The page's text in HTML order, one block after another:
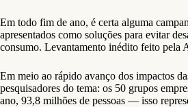
Em todo fim de ano, é certa alguma
apresentados como soluções para evitar
consumo. Levantamento inédito feito pela
Em meio ao rápido avanço dos impactos
pesquisadores do tema: os 50 grupos
ano, 93,8 milhões de pessoas — isso